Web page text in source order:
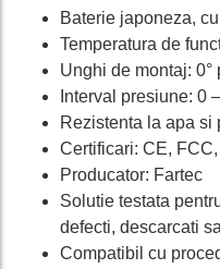
Baterie japoneza,
Temperatura de
Unghi de montaj: 0°
Interval presiune: 0
Rezistenta la apa si
Certificari: CE,
Producator: Fartec
Solutie testata
defecti, descarcati
Compatibil cu